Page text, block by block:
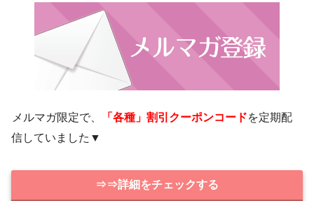
メルマガ限定で、 「各種」割引クーポンコードを定期配
信していました▼
⇒⇒詳細をチェックする